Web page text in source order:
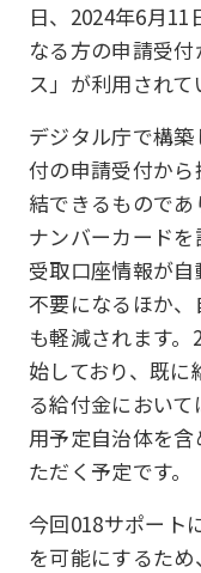
日、2024年6月
なる方の申請受
ス」が利用されて
デジタル庁で構
付の申請受付か
結できるもので
ナンバーカード
受取口座情報が
不要になるほか
も軽減されます
始しており、既
る給付金におい
用予定自治体を
ただく予定です。
今回018サポート
を可能にするた